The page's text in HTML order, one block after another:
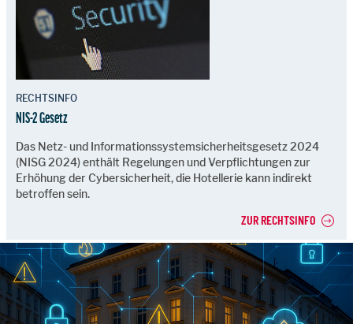
RECHTSINFO
NIS-2 Gesetz
Das Netz- und Informationssystemsicherheitsgesetz 2024
(NISG 2024) enthält Regelungen und Verpflichtungen zur
Erhöhung der Cybersicherheit, die Hotellerie kann indirekt
betroffen sein.
ZUR RECHTSINFO